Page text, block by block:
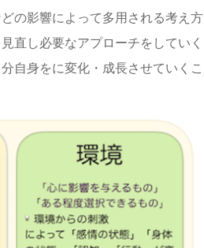
の影響によって多用される考え方
直し必要なアプローチをしていく
自身をに変化・成長させていくこ